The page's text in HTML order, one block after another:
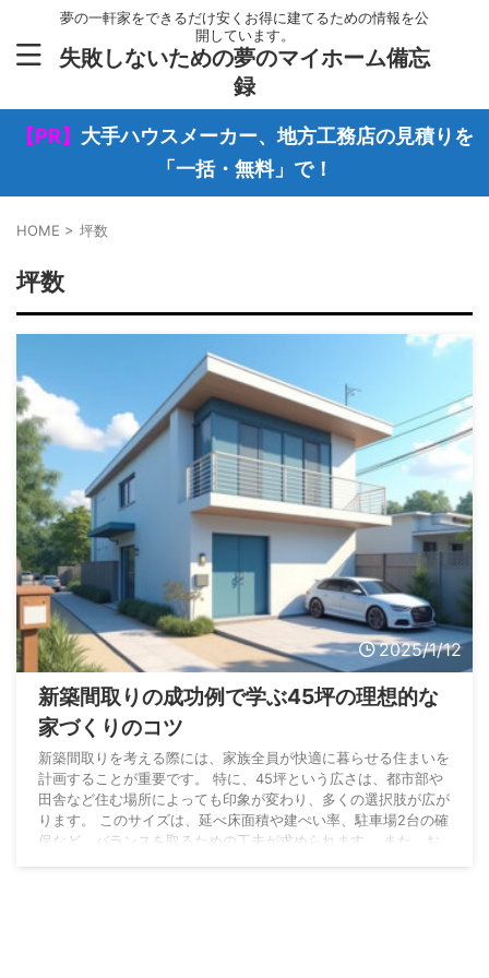
夢の一軒家をできるだけ安くお得に建てるための情報を公
開しています。
失敗しないための夢のマイホーム備忘
録
【PR】 大手ハウスメーカー、地方工務店の見積りを
「一括・無料」で！
HOME > 坪数
坪数
2025/1/12
新築間取りの成功例で学ぶ45坪の理想的な
家づくりのコツ
新築間取りを考える際には、家族全員が快適に暮らせる住まいを
計画することが重要です。 特に、45坪という広さは、都市部や
田舎など住む場所によっても印象が変わり、多くの選択肢が広が
ります。 このサイズは、延べ床面積や建ぺい率、駐車場2台の確
保など、バランスを取るための工夫が求められます。 また、お